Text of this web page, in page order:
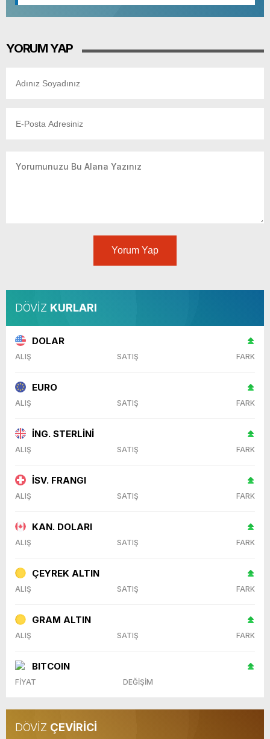
52. Sokak Güvenlik Nedeniyle Boşaltıldı
YORUM YAP
Yorum Yap
DÖVİZ KURLARI
DOLAR
ALIŞ SATIŞ FARK
EURO
ALIŞ SATIŞ FARK
İNG. STERLİNİ
ALIŞ SATIŞ FARK
İSV. FRANGI
ALIŞ SATIŞ FARK
KAN. DOLARI
ALIŞ SATIŞ FARK
ÇEYREK ALTIN
ALIŞ SATIŞ FARK
GRAM ALTIN
ALIŞ SATIŞ FARK
BITCOIN
FİYAT DEĞİŞİM
DÖVİZ ÇEVİRİCİ